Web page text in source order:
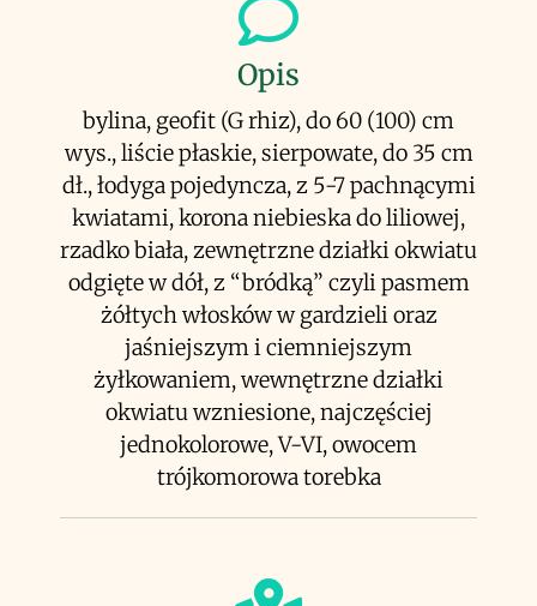
Opis
bylina, geofit (G rhiz), do 60 (100) cm
wys., liście płaskie, sierpowate, do 35 cm
dł., łodyga pojedyncza, z 5-7 pachnącymi
kwiatami, korona niebieska do liliowej,
rzadko biała, zewnętrzne działki okwiatu
odgięte w dół, z “bródką” czyli pasmem
żółtych włosków w gardzieli oraz
jaśniejszym i ciemniejszym
żyłkowaniem, wewnętrzne działki
okwiatu wzniesione, najczęściej
jednokolorowe, V-VI, owocem
trójkomorowa torebka